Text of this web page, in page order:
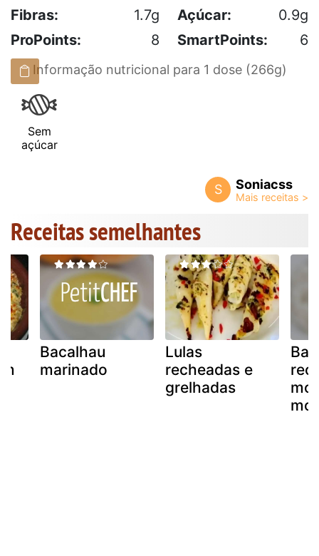
Fibras:
1.7g Açúcar:
0.9g
ProPoints:
8 SmartPoints: 6
Informação nutricional para 1 dose (266g)
Sem
açúcar
S Soniacss
Receitas semelhantes
Bacalhau
marinado
Lulas
recheadas e
grelhadas